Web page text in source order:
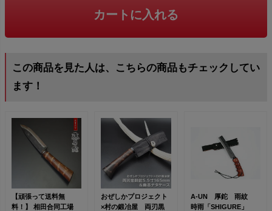
カートに入れる
この商品を見た人は、こちらの商品もチェックしてい
ます！
【頑張って送料無
料！】 相田合同工場
おぜしかプロジェクト
×村の鍛冶屋 両刃黒
A-UN 厚鉈 雨紋
時雨「SHIGURE」